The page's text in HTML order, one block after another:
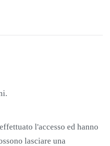
l'accesso ed hanno
lasciare una